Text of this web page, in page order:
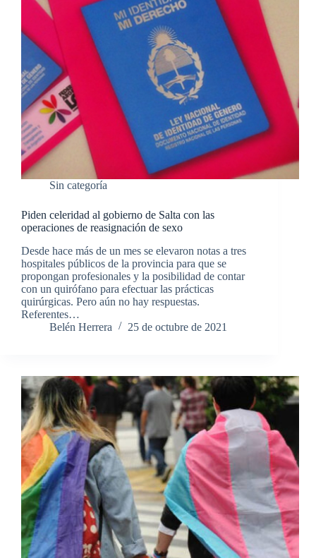
Sin categoría
Piden celeridad al gobierno de Salta con las
operaciones de reasignación de sexo
Desde hace más de un mes se elevaron notas a tres
hospitales públicos de la provincia para que se
propongan profesionales y la posibilidad de contar
con un quirófano para efectuar las prácticas
quirúrgicas. Pero aún no hay respuestas.
Referentes…
Belén Herrera
25 de octubre de 2021